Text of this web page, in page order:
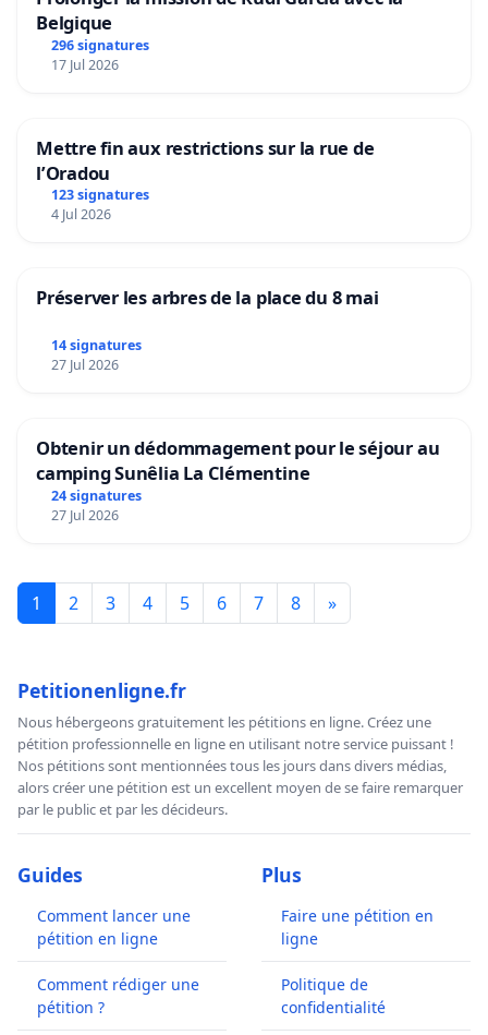
Belgique
296 signatures
17 Jul 2026
Mettre fin aux restrictions sur la rue de
l’Oradou
123 signatures
4 Jul 2026
Préserver les arbres de la place du 8 mai
14 signatures
27 Jul 2026
Obtenir un dédommagement pour le séjour au
camping Sunêlia La Clémentine
24 signatures
27 Jul 2026
1 2 3 4 5 6 7 8 »
Petitionenligne.fr
Nous hébergeons gratuitement les pétitions en ligne. Créez une
pétition professionnelle en ligne en utilisant notre service puissant !
Nos pétitions sont mentionnées tous les jours dans divers médias,
alors créer une pétition est un excellent moyen de se faire remarquer
par le public et par les décideurs.
Guides
Comment lancer une
pétition en ligne
Comment rédiger une
pétition ?
Plus
Faire une pétition en
ligne
Politique de
confidentialité